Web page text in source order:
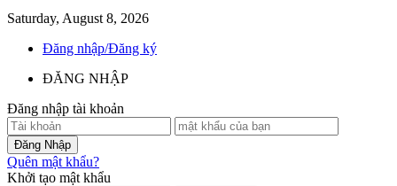
Saturday, August 8, 2026
Đăng nhập/Đăng ký
ĐĂNG NHẬP
Đăng nhập tài khoản
Quên mật khẩu?
Khởi tạo mật khẩu